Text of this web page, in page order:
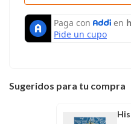
Sugeridos para tu compra